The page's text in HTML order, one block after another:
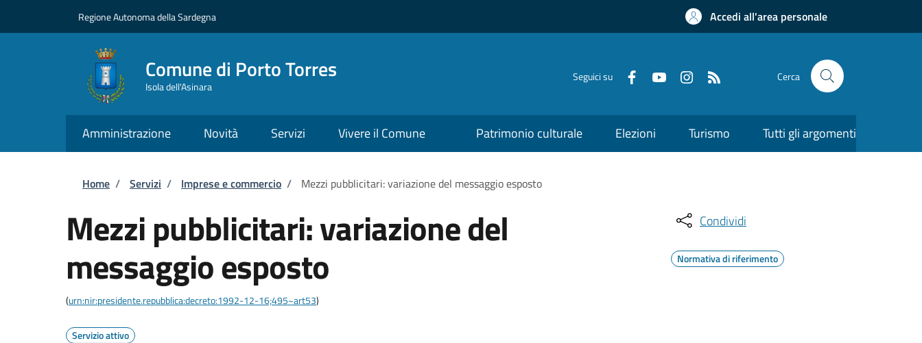
Regione Autonoma della Sardegna Accedi all'area personale
Comune di Porto Torres
Isola dell'Asinara
Seguici su Cerca
Amministrazione Novità Servizi Vivere il Comune Patrimonio culturale Elezioni Turismo Tutti gli argomenti
Briciole di pane
Home / Servizi / Imprese e commercio / Mezzi pubblicitari: variazione del messaggio esposto
Mezzi pubblicitari: variazione del
messaggio esposto
(urn:nir:presidente.repubblica:decreto:1992-12-16;495~art53)
Servizio attivo
Condividi
Normativa di riferimento